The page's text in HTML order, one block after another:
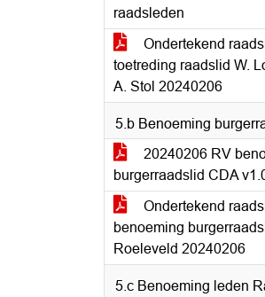
raadsleden
Ondertekend
toetreding raadslid W.
A. Stol 20240206
5.b Benoeming
20240206 RV
burgerraadslid CDA
Ondertekend
benoeming
Roeleveld 20240206
5.c Benoeming leden